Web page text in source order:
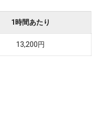
1時間あたり
13,200円